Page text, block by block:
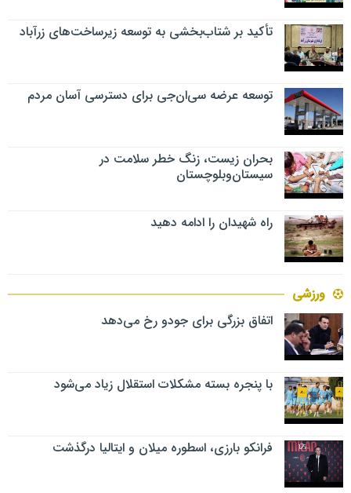
تأکید بر شتاب‌بخشی به توسعه زیرساخت‌های زرآباد
توسعه عرضه سی‌ان‌جی برای دسترسی آسان مردم
بحران زیست، زنگ خطر سلامت در
سیستان‌وبلوچستان
راه شهیدان را ادامه دهید
ورزشی
اتفاق بزرگی برای جودو رخ می‌دهد
با پنجره بسته مشکلات استقلال زیاد می‌شود
فرانکو بارزی، اسطوره میلان و ایتالیا درگذشت